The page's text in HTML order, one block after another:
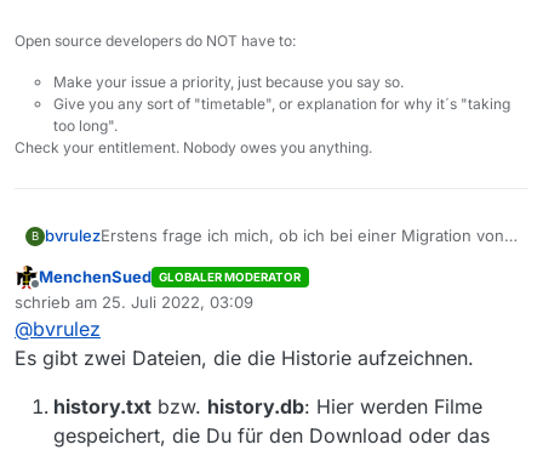
eingetragen zu bekommen.
Programm beenden wollte. Sicherlich wäre es besser
Download, also mit potentiell feherhaften Downloads,
die dann beim Neustart erneut geladen und
überschrieben werden, ja?
Open source developers do NOT have to:
Make your issue a priority, just because you say so.
Give you any sort of "timetable", or explanation for why it´s "taking
too long".
Check your entitlement. Nobody owes you anything.
B bvrulezErstens frage ich mich, ob ich bei einer Migration von
Historieneinträge mitnehmen kann, so dass Filme nicht
doppelt geladen werden.
Sicherlich wurden zwischenzeitlich
Formatierungsänderungen etc. eingebaut, oder?
Zweitens habe ich bemerkt, dass Filme, die zum
geladen waren, wenn sie gelöscht wurden, weiterhin
in der history.txt stehen.
Ist das ein gewolltes Vorgehen?
Offline
MenchenSued GLOBALER MODERATOR
schrieb am 25. Juli 2022, 03:09
zuletzt editiert von
@bvrulez
Es gibt zwei Dateien, die die Historie aufzeichnen.
history.txt bzw. history.db: Hier werden Filme
gespeichert, die Du für den Download oder das